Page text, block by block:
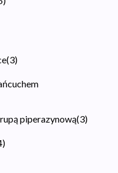
(3)
piperazynową(3)
)